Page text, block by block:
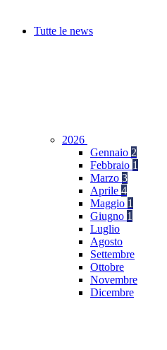
Tutte le news
2026
Gennaio 2
Febbraio 1
Marzo 3
Aprile 4
Maggio 1
Giugno 1
Luglio
Agosto
Settembre
Ottobre
Novembre
Dicembre